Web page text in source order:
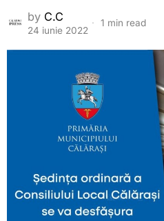
by C.C
24 iunie 2022
1 min read